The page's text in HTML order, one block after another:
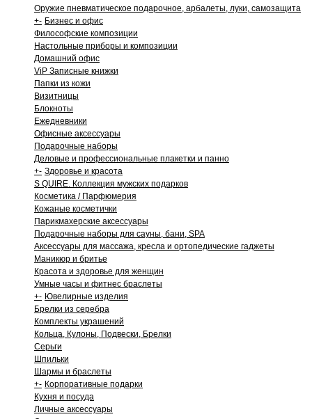
Оружие пневматическое подарочное, арбалеты, луки, самозащита
+- Бизнес и офис
Философские композиции
Настольные приборы и композиции
Домашний офис
ViP Записные книжки
Папки из кожи
Визитницы
Блокноты
Ежедневники
Офисные аксессуары
Подарочные наборы
Деловые и профессиональные плакетки и панно
+- Здоровье и красота
S QUIRE. Коллекция мужских подарков
Косметика / Парфюмерия
Кожаные косметички
Парикмахерские аксессуары
Подарочные наборы для сауны, бани, SPA
Аксессуары для массажа, кресла и ортопедические гаджеты
Маникюр и бритье
Красота и здоровье для женщин
Умные часы и фитнес браслеты
+- Ювелирные изделия
Брелки из серебра
Комплекты украшений
Кольца, Кулоны, Подвески, Брелки
Серьги
Шпильки
Шармы и браслеты
+- Корпоративные подарки
Кухня и посуда
Личные аксессуары